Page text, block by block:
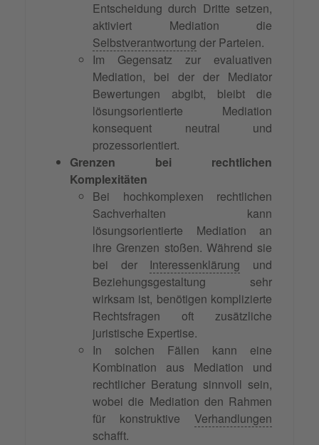
Entscheidung durch Dritte setzen,
aktiviert Mediation die
Selbstverantwortung der Parteien.
Im Gegensatz zur evaluativen
Mediation, bei der der Mediator
Bewertungen abgibt, bleibt die
lösungsorientierte Mediation
konsequent neutral und
prozessorientiert.
Grenzen bei rechtlichen
Komplexitäten
Bei hochkomplexen rechtlichen
Sachverhalten kann
lösungsorientierte Mediation an
ihre Grenzen stoßen. Während sie
bei der Interessenklärung und
Beziehungsgestaltung sehr
wirksam ist, benötigen komplizierte
Rechtsfragen oft zusätzliche
juristische Expertise.
In solchen Fällen kann eine
Kombination aus Mediation und
rechtlicher Beratung sinnvoll sein,
wobei die Mediation den Rahmen
für konstruktive Verhandlungen
schafft.